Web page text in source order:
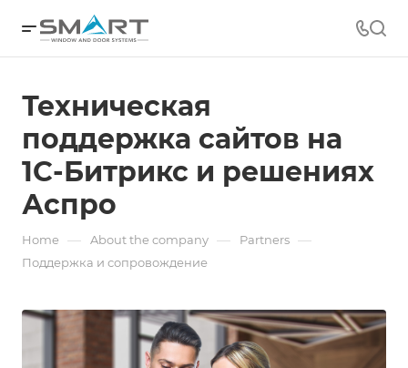
Техническая
поддержка сайтов на
1С-Битрикс и решениях
Аспро
Home — About the company — Partners —
Поддержка и сопровождение